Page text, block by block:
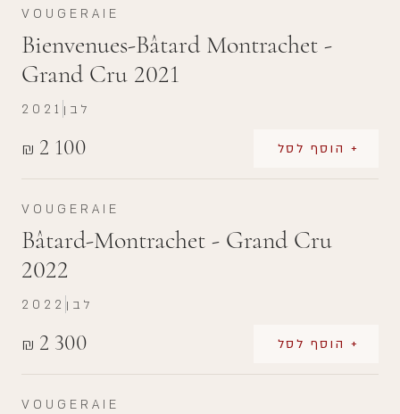
VOUGERAIE
Bienvenues-Bâtard Montrachet -
Grand Cru 2021
₪ 2 100 + הוסף לסל
2021 לבן
VOUGERAIE
Bâtard-Montrachet - Grand Cru
2022
₪ 2 300 + הוסף לסל
2022 לבן
VOUGERAIE